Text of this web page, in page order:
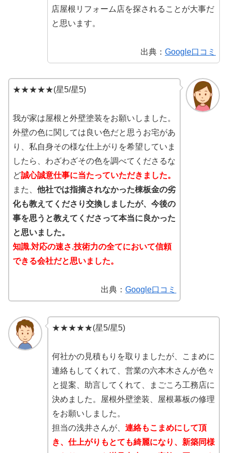
店屋根リフォーム店を探されることが大事だ
と思います。
出典： Google口コミ
★★★★★(星5/星5)
我が家は屋根と外壁塗装をお願いしました。
外壁の色に関しては良い色だと思うお宅があ
り、私自身その様な仕上がりを希望していま
したら、わざわざその色を調べてくださるな
ど誠心誠意仕事に当たっていただきました。
また、 他社では指摘されなかった棟板金の劣
化も教えてくださり交換しましたが、今後の
事を思うと教えてくださって本当に良かった
と思いました。
知識.対応の速さ.技術力の全てにおいて信頼
できる会社だと思いました。
出典：Google口コミ
★★★★★(星5/星5)
何社かの見積もりを取りましたが、こまめに
連絡もしてくれて、営業の六本木さんが色々
と提案、助言してくれて、まごころ工務店に
決めました。屋根外壁塗装、屋根幕板の修理
をお願いしました。
担当の浅井さんが、 連絡もこまめにして頂
き、仕上がりもとても綺麗になり、新築同様